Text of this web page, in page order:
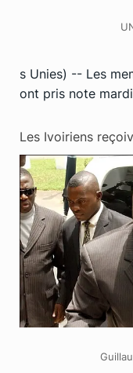
s Unies) -- Les
ont pris note mardi
Les Ivoiriens